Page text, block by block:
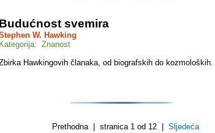
Budućnost svemira
W. Hawking
Kategorija: Znanost
Hawkingovih članaka, od biografskih do kozmoloških.
Prethodna | stranica 1 od 12 |Sljedeća